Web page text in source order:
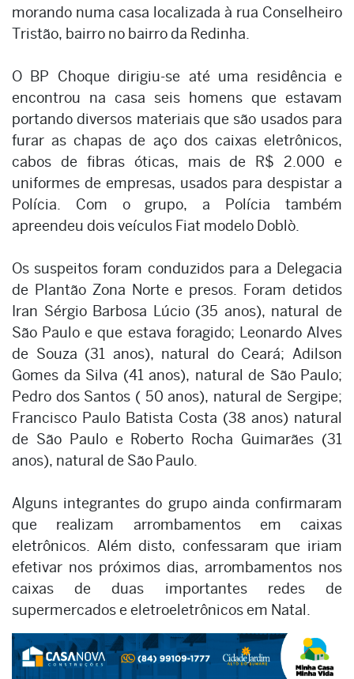
morando numa casa localizada à rua Conselheiro
Tristão, bairro no bairro da Redinha.
O BP Choque dirigiu-se até uma residência e
encontrou na casa seis homens que estavam
portando diversos materiais que são usados para
furar as chapas de aço dos caixas eletrônicos,
cabos de fibras óticas, mais de R$ 2.000 e
uniformes de empresas, usados para despistar a
Polícia. Com o grupo, a Polícia também
apreendeu dois veículos Fiat modelo Doblò.
Os suspeitos foram conduzidos para a Delegacia
de Plantão Zona Norte e presos. Foram detidos
Iran Sérgio Barbosa Lúcio (35 anos), natural de
São Paulo e que estava foragido; Leonardo Alves
de Souza (31 anos), natural do Ceará; Adilson
Gomes da Silva (41 anos), natural de São Paulo;
Pedro dos Santos ( 50 anos), natural de Sergipe;
Francisco Paulo Batista Costa (38 anos) natural
de São Paulo e Roberto Rocha Guimarães (31
anos), natural de São Paulo.
Alguns integrantes do grupo ainda confirmaram
que realizam arrombamentos em caixas
eletrônicos. Além disto, confessaram que iriam
efetivar nos próximos dias, arrombamentos nos
caixas de duas importantes redes de
supermercados e eletroeletrônicos em Natal.